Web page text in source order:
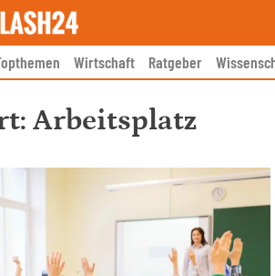
Wirtschaft Ratgeber
Arbeitsplatz